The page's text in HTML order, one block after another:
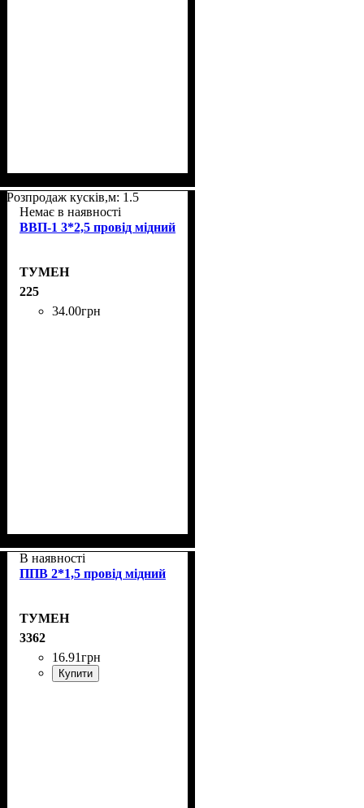
Розпродаж кусків,м: 1.5
Немає в наявності
ВВП-1 3*2,5 провід мідний
ТУМЕН
225
34.00грн
В наявності
ППВ 2*1,5 провід мідний
ТУМЕН
3362
16.91грн
Купити